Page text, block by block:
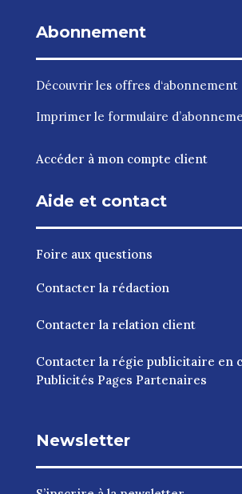
Abonnement
Découvrir les offres d‘abonnement
Imprimer le formulaire
Accéder à mon compte client
Aide et contact
Foire aux questions
Contacter la rédaction
Contacter la relation client
Contacter la régie publicitaire en
Publicités Pages Partenaires
Newsletter